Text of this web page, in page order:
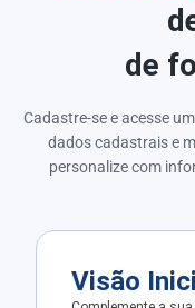
de
Cadastre-se e acesse
dados cadastrais e
personalize com
Visão